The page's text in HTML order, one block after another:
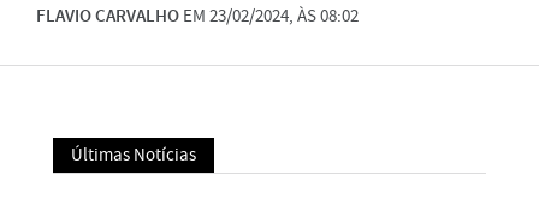
FLAVIO CARVALHO EM 23/02/2024, ÀS 08:02
Últimas Notícias